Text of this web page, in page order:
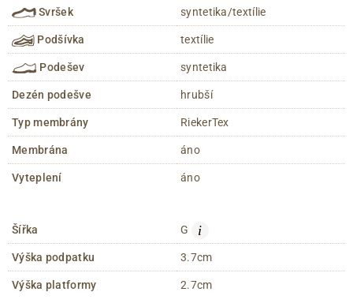
Svršek syntetika/textílie
Podšívka textílie
Podešev syntetika
Dezén podešve hrubší
Typ membrány RiekerTex
Membrána áno
Vyteplení áno
Šířka G i
Výška podpatku 3.7cm
Výška platformy 2.7cm